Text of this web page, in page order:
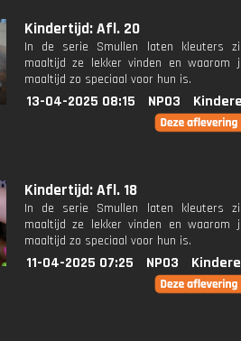
Kindertijd: Afl. 20
In de serie Smullen laten kleuters
maaltijd ze lekker vinden en waarom
maaltijd zo speciaal voor hun is.
13-04-2025 08:15 NPO3
Kindertijd: Afl. 18
In de serie Smullen laten kleuters
maaltijd ze lekker vinden en waarom
maaltijd zo speciaal voor hun is.
11-04-2025 07:25 NPO3